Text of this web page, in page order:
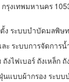
รุงเทพมหานคร
ง ระบบบำบัดมลพิษ
ะ ระบบการจัดการน้
งไฟเบอร์ ถังเหล็ก
นแบบผ้ากรอง ระบ